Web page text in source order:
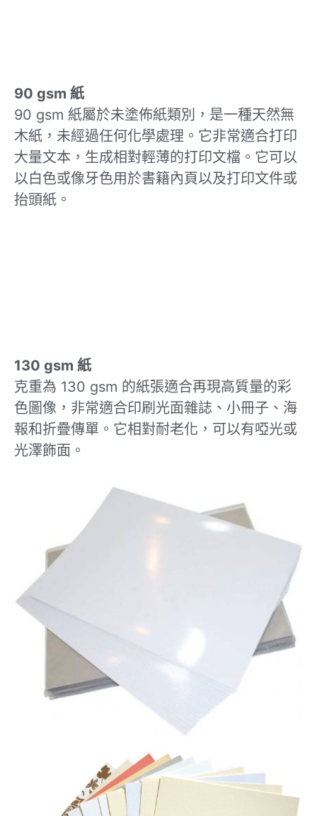
90 gsm 紙
90 gsm 紙屬於未塗佈紙類別，是一種天然無
木紙，未經過任何化學處理。它非常適合打印
大量文本，生成相對輕薄的打印文檔。它可以
以白色或像牙色用於書籍內頁以及打印文件或
抬頭紙。
130 gsm 紙
克重為 130 gsm 的紙張適合再現高質量的彩
色圖像，非常適合印刷光面雜誌、小冊子、海
報和折疊傳單。它相對耐老化，可以有啞光或
光澤飾面。